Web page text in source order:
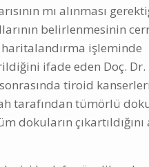
mı alınması
belirlenmesinin
haritalandırma işleminde
ifade eden Doç. Dr.
tiroid
tarafından tümörlü
dokuların çıkartıldığını